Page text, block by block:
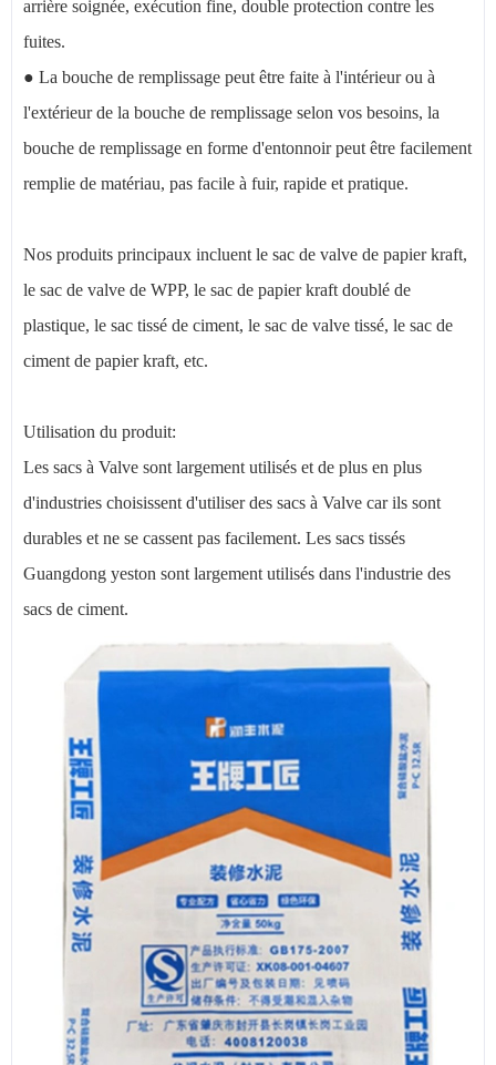
arrière soignée, exécution fine, double protection contre les
fuites.
● La bouche de remplissage peut être faite à l'intérieur ou à
l'extérieur de la bouche de remplissage selon vos besoins, la
bouche de remplissage en forme d'entonnoir peut être facilement
remplie de matériau, pas facile à fuir, rapide et pratique.
Nos produits principaux incluent le sac de valve de papier kraft,
le sac de valve de WPP, le sac de papier kraft doublé de
plastique, le sac tissé de ciment, le sac de valve tissé, le sac de
ciment de papier kraft, etc.
Utilisation du produit:
Les sacs à Valve sont largement utilisés et de plus en plus
d'industries choisissent d'utiliser des sacs à Valve car ils sont
durables et ne se cassent pas facilement. Les sacs tissés
Guangdong yeston sont largement utilisés dans l'industrie des
sacs de ciment.